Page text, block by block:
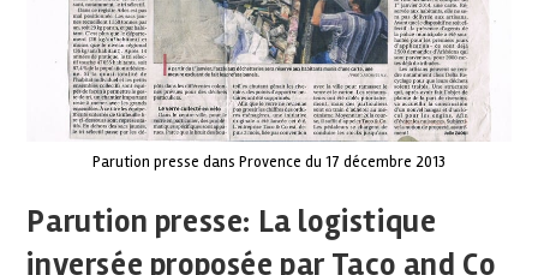
Parution presse dans Provence du 17 décembre 2013
Parution presse: La logistique
inversée proposée par Taco and Co